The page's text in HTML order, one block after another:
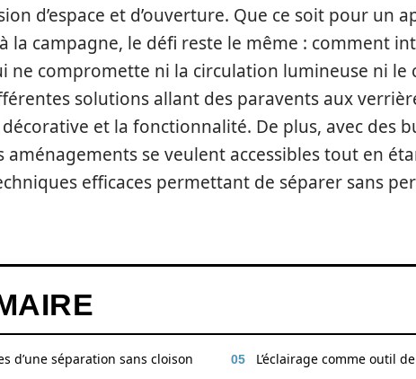
d’espace et d’ouverture. Que ce soit pour un
la campagne, le défi reste le même : comment
ne compromette ni la circulation lumineuse ni le
solutions allant des paravents aux
et la fonctionnalité. De plus, avec des
aménagements se veulent accessibles tout en
efficaces permettant de séparer sans
d’une séparation sans cloison
L’éclairage comme outil